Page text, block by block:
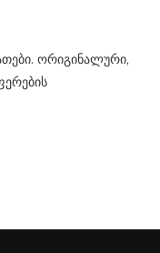
ორიგინალური,